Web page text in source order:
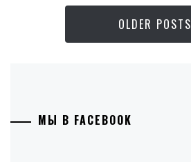
OLDER POSTS
МЫ В FACEBOOK